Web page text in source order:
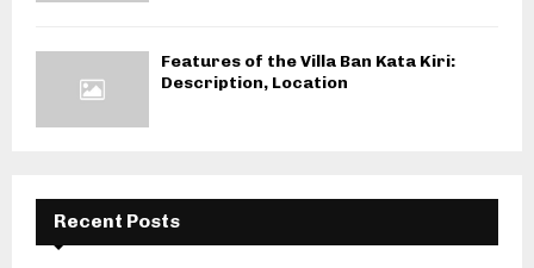
Features of the Villa Ban Kata Kiri:
Description, Location
Recent Posts